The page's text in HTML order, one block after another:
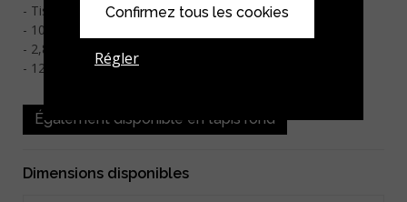
Tissé à la main
100% laine feutrée
2,8 kg/m
12 mm d'épaisseur
Également disponible en tapis rond
Dimensions disponibles
Confirmez tous les cookies
Régler